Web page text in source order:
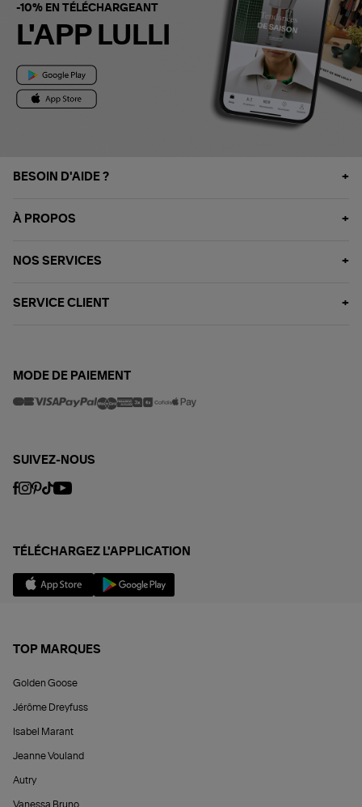
-10% EN TÉLÉCHARGEANT
L'APP LULLI
BESOIN D'AIDE ?
À PROPOS
NOS SERVICES
SERVICE CLIENT
MODE DE PAIEMENT
SUIVEZ-NOUS
TÉLÉCHARGEZ L'APPLICATION
TOP MARQUES
Golden Goose
Jérôme Dreyfuss
Isabel Marant
Jeanne Vouland
Autry
Vanessa Bruno